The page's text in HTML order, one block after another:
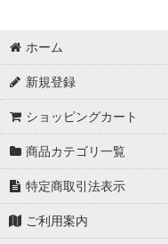
ホーム
新規登録
ショッピングカート
商品カテゴリ一覧
特定商取引法表示
ご利用案内